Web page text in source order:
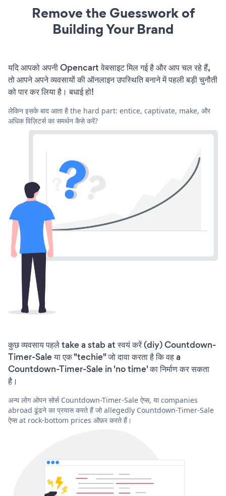
Remove the Guesswork of
Building Your Brand
यदि आपको अपनी Opencart वेबसाइट मिल गई है और आप चल रहे हैं,
तो आपने अपने व्यवसायों की ऑनलाइन उपस्थिति बनाने में पहली बड़ी चुनौती
को पार कर लिया है। बधाई हो!
लेकिन इसके बाद आता है the hard part: entice, captivate, make, और
अधिक विज़िटर्स का समर्थन कैसे करें?
कुछ व्यवसाय पहले take a stab at स्वयं करें (diy) Countdown-
Timer-Sale या एक "techie" जो दावा करता है कि वह a
Countdown-Timer-Sale in 'no time' का निर्माण कर सकता
है।
अन्य लोग ओपन सोर्स Countdown-Timer-Sale ऐप्स, या companies
abroad ढूंढने का प्रयास करते हैं जो allegedly Countdown-Timer-Sale
ऐप्स at rock-bottom prices ऑफ़र करते हैं।